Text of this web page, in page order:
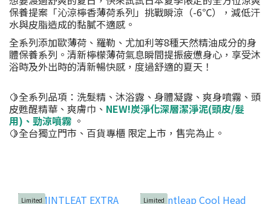
保養提案「沁涼檸香薄荷系列」挑戰瞬涼（-6℃），減低汗
水與皮脂造成的黏膩不適感。
全系列添加歐薄荷、羅勒、尤加利等8種天然精油成分的身
體保養系列。清新檸檬薄荷氣息瞬間提振疲憊身心，享受沐
浴時及外出時的清新暢快感，度過舒適的夏天！
🍋全系列品項：洗髮精、沐浴露、身體凝露、爽身噴霧、頭
皮甦醒精華、爽膚巾、 NEW!炭淨化深層潔淨泥(頭皮/髮
用)、勁涼噴霧 。
🍋全台獨立門市、百貨專櫃 限定上市，售完為止。
Limited Limited